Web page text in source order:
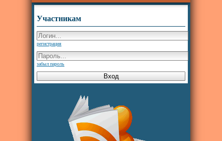
Участникам
регистрация
забыл пароль